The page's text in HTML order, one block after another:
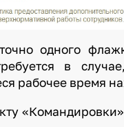
одного
в
рабочее время